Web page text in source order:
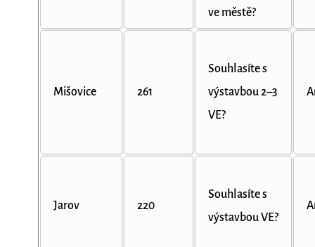
ve městě?
Mišovice 261
Souhlasíte s
výstavbou 2–3
VE?
Jarov 220
Souhlasíte s
výstavbou VE?